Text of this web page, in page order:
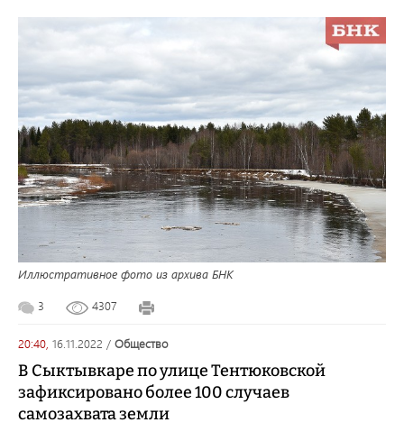
Иллюстративное фото из архива БНК
3 4307
20:40, 16.11.2022 / общество
В Сыктывкаре по улице Тентюковской
зафиксировано более 100 случаев
самозахвата земли